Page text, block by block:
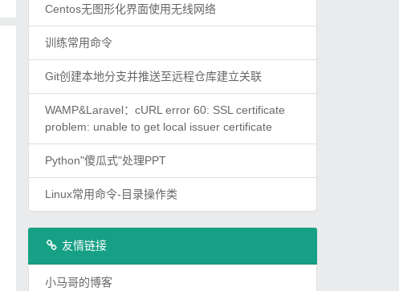
Centos无图形化界面使用无线网络
训练常用命令
Git创建本地分支并推送至远程仓库建立关联
WAMP&Laravel：cURL error 60: SSL certificate
problem: unable to get local issuer certificate
Python"傻瓜式"处理PPT
Linux常用命令-目录操作类
友情链接
小马哥的博客